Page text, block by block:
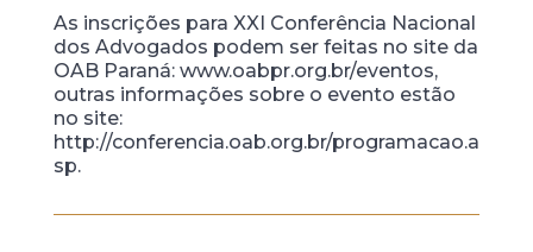
As inscrições para XXI Conferência Nacional
dos Advogados podem ser feitas no site da
OAB Paraná: www.oabpr.org.br/eventos,
outras informações sobre o evento estão
no site:
http://conferencia.oab.org.br/programacao.a
sp.